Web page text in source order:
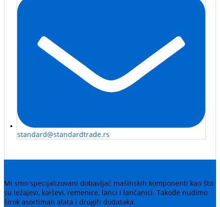
standard@standardtrade.rs
Mi smo specijalizovani dobavljač mašinskih komponenti kao što
su ležajevi, kaiševi, remenice, lanci i lančanici. Takođe nudimo
širok asortiman alata i drugih dodataka.